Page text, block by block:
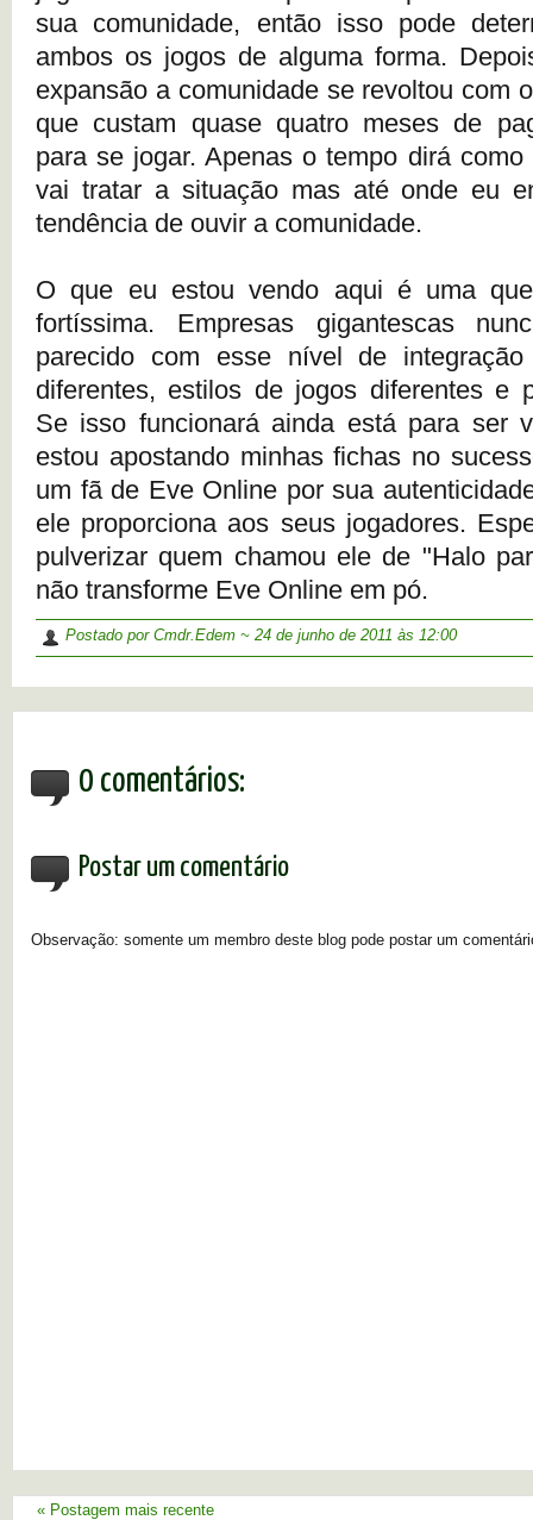
sua comunidade, então isso pode
ambos os jogos de alguma forma.
expansão a comunidade se revoltou com
que custam quase quatro meses de
para se jogar. Apenas o tempo dirá
vai tratar a situação mas até onde eu
tendência de ouvir a comunidade.
O que eu estou vendo aqui é uma
fortíssima. Empresas gigantescas
parecido com esse nível de integração
diferentes, estilos de jogos diferentes e
Se isso funcionará ainda está para ser
estou apostando minhas fichas no
um fã de Eve Online por sua
ele proporciona aos seus jogadores.
pulverizar quem chamou ele de "Halo
não transforme Eve Online em pó.
Postado por Cmdr.Edem ~ 24 de junho de 2011 às 12:00
0 comentários:
Postar um comentário
Observação: somente um membro deste blog pode postar um
« Postagem mais recente